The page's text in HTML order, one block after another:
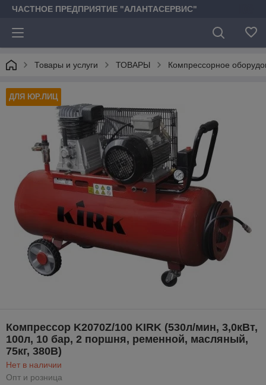
ЧАСТНОЕ ПРЕДПРИЯТИЕ "АЛАНТАСЕРВИС"
Товары и услуги ТОВАРЫ Компрессорное
ДЛЯ ЮР.ЛИЦ
Компрессор K2070Z/100 KIRK (530л/мин, 3,0кВт,
100л, 10 бар, 2 поршня, ременной, масляный,
75кг, 380В)
Нет в наличии
Опт и розница